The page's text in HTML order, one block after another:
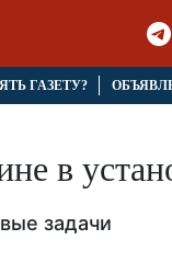
ГАЗЕТУ?
в
задачи